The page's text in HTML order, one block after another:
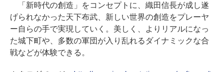
「新時代の創造」をコンセプトに、織田信長が成し遂
げられなかった天下布武、新しい世界の創造をプレーヤ
ー自らの手で実現していく。美しく、よりリアルになっ
た城下町や、多数の軍団が入り乱れるダイナミックな合
戦などが体験できる。